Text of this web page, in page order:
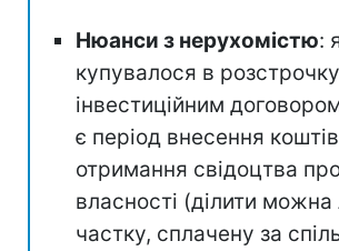
Нюанси з нерухомістю:
купувалося в
інвестиційним
є період внесення
отримання свідоцтва
власності (ділити
частку, сплачену за